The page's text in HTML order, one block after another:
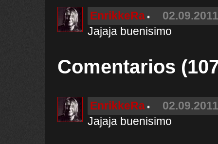
EnrikkeRa
Jajaja buenisimo
Comentarios
EnrikkeRa
Jajaja buenisimo